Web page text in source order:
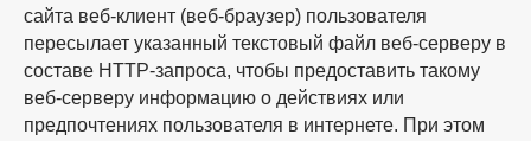
сайта веб-клиент (веб-браузер) пользователя
пересылает указанный текстовый файл веб-серверу в
составе HTTP-запроса, чтобы предоставить такому
веб-серверу информацию о действиях или
предпочтениях пользователя в интернете. При этом